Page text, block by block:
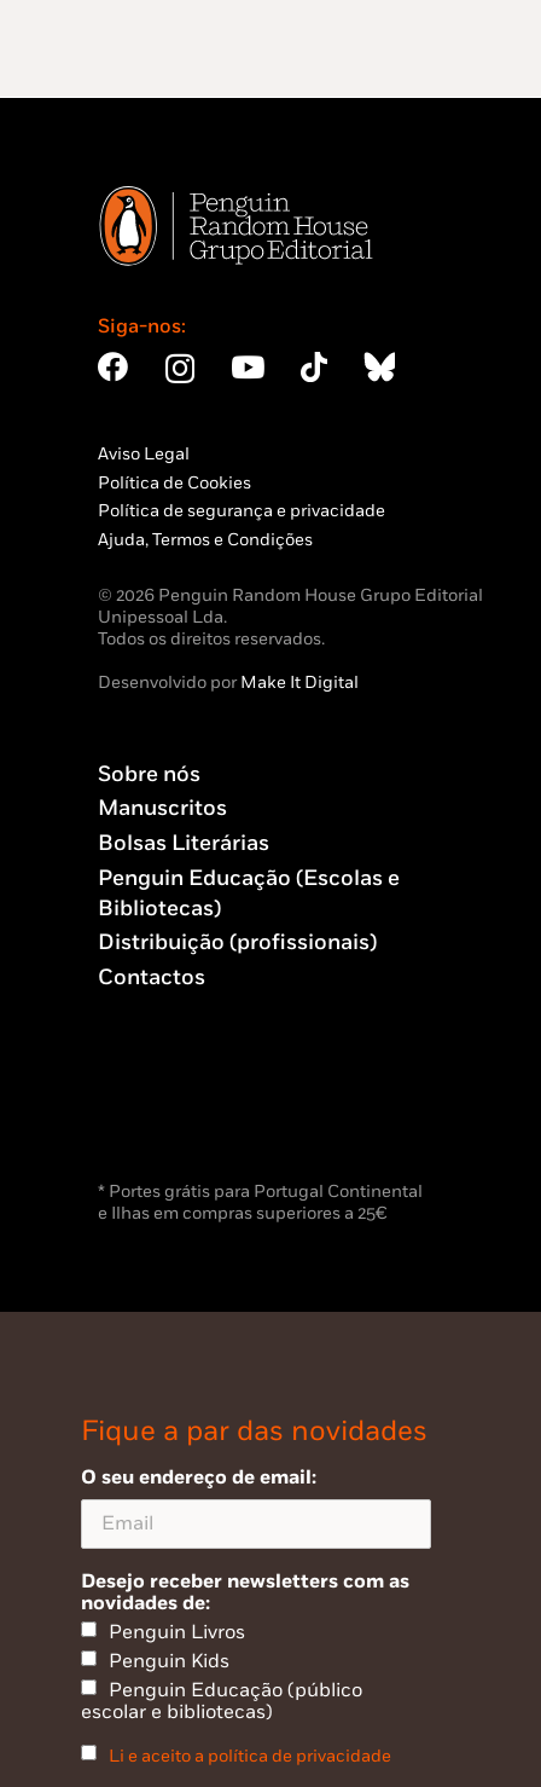
Siga-nos:
Aviso Legal
Política de Cookies
Política de segurança e privacidade
Ajuda, Termos e Condições
© 2026 Penguin Random House Grupo Editorial
Unipessoal Lda.
Todos os direitos reservados.
Desenvolvido porMake It Digital
Sobre nós
Manuscritos
Bolsas Literárias
Penguin Educação (Escolas e
Bibliotecas)
Distribuição (profissionais)
Contactos
* Portes grátis para Portugal Continental
e Ilhas em compras superiores a 25€
Fique a par das novidades
O seu endereço de email:
Desejo receber newsletters com as
novidades de:
Penguin Livros
Penguin Kids
Penguin Educação (público
escolar e bibliotecas)
Li e aceito a política de privacidade